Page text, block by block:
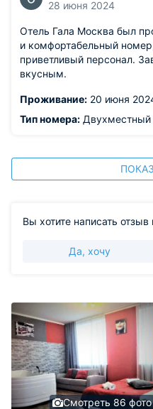
28 июня 2024
Отель Гала Москва был
и комфортабельный
приветливый персонал.
вкусным.
Проживание: 20 июня
Тип номера: Двухместный
Вы хотите написать отзыв
Да, хочу
Смотреть 86 фото